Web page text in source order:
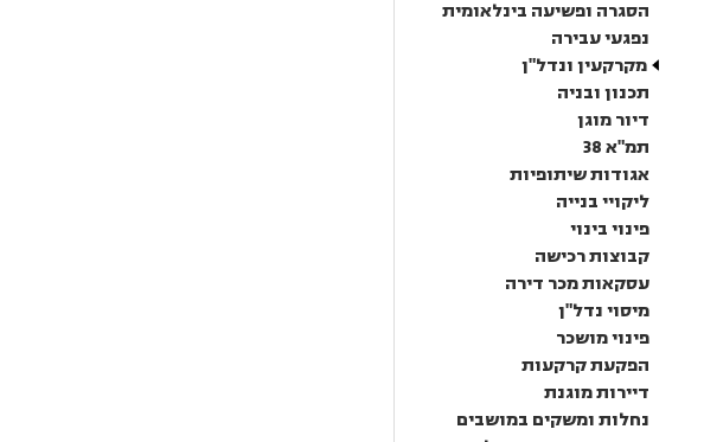
הסגרה ופשיעה בינלאומית
נפגעי עבירה
מקרקעין ונדל"ן
תכנון ובניה
דיור מוגן
תמ"א 38
אגודות שיתופיות
ליקויי בנייה
פינוי בינוי
קבוצות רכישה
עסקאות מכר דירה
מיסוי נדל"ן
פינוי מושכר
הפקעת קרקעות
דיירות מוגנת
נחלות ומשקים במושבים